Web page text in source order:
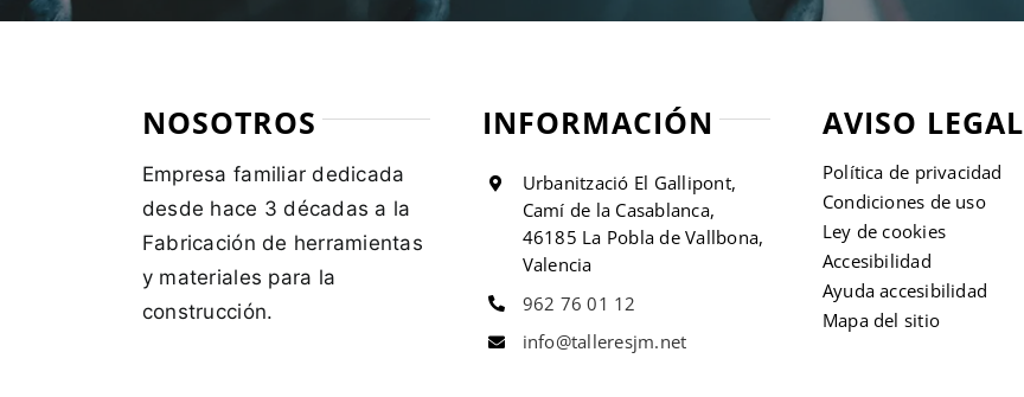
NOSOTROS
Empresa familiar dedicada
desde hace 3 décadas a la
Fabricación de herramientas
y materiales para la
construcción.
INFORMACIÓN
Urbanització El Gallipont,
Camí de la Casablanca,
46185 La Pobla de Vallbona,
Valencia
962 76 01 12
info@talleresjm.net
AVISO LEGAL
Política de privacidad
Condiciones de uso
Ley de cookies
Accesibilidad
Ayuda accesibilidad
Mapa del sitio